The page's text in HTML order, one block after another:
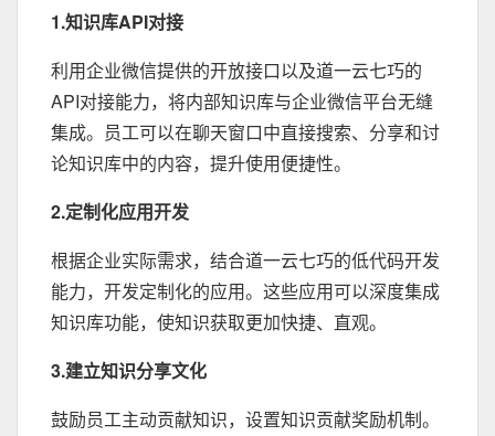
1.知识库API对接
利用企业微信提供的开放接口以及道一云七巧的
API对接能力，将内部知识库与企业微信平台无缝
集成。员工可以在聊天窗口中直接搜索、分享和讨
论知识库中的内容，提升使用便捷性。
2.定制化应用开发
根据企业实际需求，结合道一云七巧的低代码开发
能力，开发定制化的应用。这些应用可以深度集成
知识库功能，使知识获取更加快捷、直观。
3.建立知识分享文化
鼓励员工主动贡献知识，设置知识贡献奖励机制。